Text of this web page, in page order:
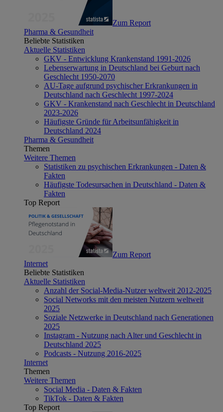
Zum Report
Pharma & Gesundheit
Beliebte Statistiken
Aktuelle Statistiken
GKV - Entwicklung Krankenstand 1991-2026
Lebenserwartung in Deutschland bei Geburt nach
Geschlecht 1950-2070
AU-Tage aufgrund psychischer Erkrankungen in
Deutschland nach Geschlecht 1997-2024
GKV - Krankenstand nach Geschlecht in Deutschland
2023-2026
Häufigste Gründe für Arbeitsunfähigkeit in
Deutschland 2024
Pharma & Gesundheit
Themen
Weitere Themen
Statistiken zu psychischen Erkrankungen - Daten &
Fakten
Häufigste Todesursachen in Deutschland - Daten &
Fakten
Top Report
Zum Report
Internet
Beliebte Statistiken
Aktuelle Statistiken
Anzahl der Social-Media-Nutzer weltweit 2012-2025
Social Networks mit den meisten Nutzern weltweit
2025
Soziale Netzwerke in Deutschland nach Generationen
2025
Instagram - Nutzung nach Alter und Geschlecht in
Deutschland 2025
Podcasts - Nutzung 2016-2025
Internet
Themen
Weitere Themen
Social Media - Daten & Fakten
TikTok - Daten & Fakten
Top Report